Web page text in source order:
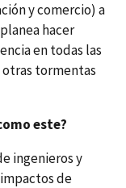
y comercio) a
hacer
en todas las
otras tormentas
este?
ingenieros y
de